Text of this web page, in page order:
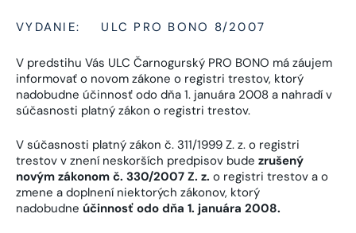
VYDANIE: ULC PRO BONO 8/2007
V predstihu Vás ULC Čarnogurský PRO BONO má záujem
informovať o novom zákone o registri trestov, ktorý
nadobudne účinnosť odo dňa 1. januára 2008 a nahradí v
súčasnosti platný zákon o registri trestov.
V súčasnosti platný zákon č. 311/1999 Z. z. o registri
trestov v znení neskorších predpisov bude zrušený
novým zákonom č. 330/2007 Z. z. o registri trestov a o
zmene a doplnení niektorých zákonov, ktorý
nadobudne účinnosť odo dňa 1. januára 2008.